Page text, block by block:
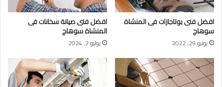
افضل فنى بوتاجازات فى المنشاة
سوهاج
يونيو 29, 2022
افضل فنى صيانة سخانات فى
المنشاة سوهاج
يوليو 2, 2024